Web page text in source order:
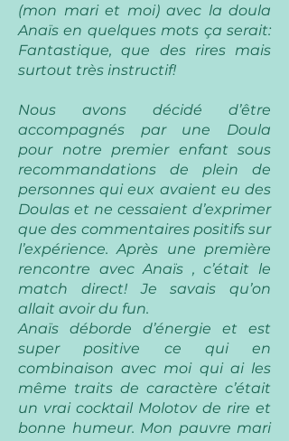
(mon mari et moi) avec la doula
Anaïs en quelques mots ça serait:
Fantastique, que des rires mais
surtout très instructif!
Nous avons décidé d’être
accompagnés par une Doula
pour notre premier enfant sous
recommandations de plein de
personnes qui eux avaient eu des
Doulas et ne cessaient d’exprimer
que des commentaires positifs sur
l’expérience. Après une première
rencontre avec Anaïs , c’était le
match direct! Je savais qu’on
allait avoir du fun.
Anaïs déborde d’énergie et est
super positive ce qui en
combinaison avec moi qui ai les
même traits de caractère c’était
un vrai cocktail Molotov de rire et
bonne humeur. Mon pauvre mari